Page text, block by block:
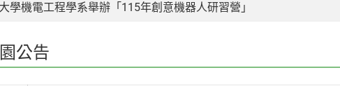
學機電工程學系舉辦「115年創意機器人研習營」
公告